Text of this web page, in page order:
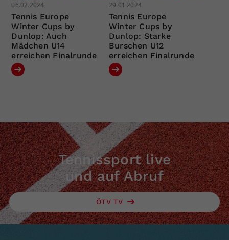
06.02.2024
Tennis Europe
Winter Cups by
Dunlop: Auch
Mädchen U14
erreichen Finalrunde
29.01.2024
Tennis Europe
Winter Cups by
Dunlop: Starke
Burschen U12
erreichen Finalrunde
Tennissport live
und auf Abruf
ÖTV TV